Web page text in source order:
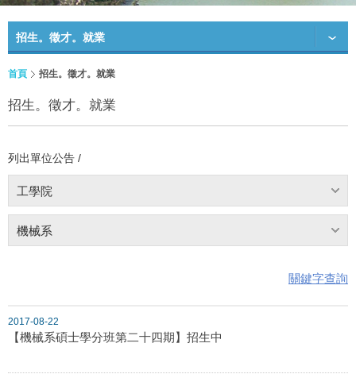
招生。徵才。就業
首頁 招生。徵才。就業
招生。徵才。就業
列出單位公告 /
工學院
機械系
關鍵字查詢
2017-08-22
【機械系碩士學分班第二十四期】招生中